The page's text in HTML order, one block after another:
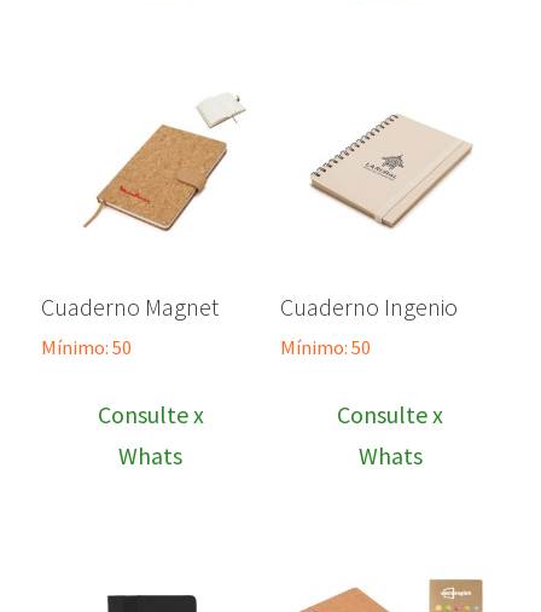
Cuaderno Magnet
Mínimo: 50
Consulte x
Whats
Cuaderno Ingenio
Mínimo: 50
Consulte x
Whats